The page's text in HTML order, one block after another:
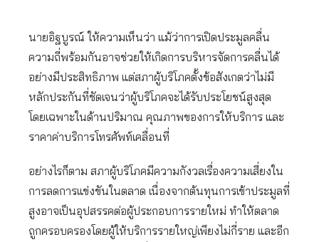
นายอิฐบูรณ์ ให้ความเห็นว่า แม้ว่าการเปิดประมูลคลื่น
ความถี่พร้อมกันอาจช่วยให้เกิดการบริหารจัดการคลื่นได้
อย่างมีประสิทธิภาพ แต่สภาผู้บริโภคตั้งข้อสังเกตว่าไม่มี
หลักประกันที่ชัดเจนว่าผู้บริโภคจะได้รับประโยชน์สูงสุด
โดยเฉพาะในด้านปริมาณ คุณภาพของการให้บริการ และ
ราคาค่าบริการโทรศัพท์เคลื่อนที่
อย่างไรก็ตาม สภาผู้บริโภคมีความกังวลเรื่องความเสี่ยงใน
การลดการแข่งขันในตลาด เนื่องจากต้นทุนการเข้าประมูลที่
สูงอาจเป็นอุปสรรคต่อผู้ประกอบการรายใหม่ ทำให้ตลาด
ถูกครอบครองโดยผู้ให้บริการรายใหญ่เพียงไม่กี่ราย และอีก